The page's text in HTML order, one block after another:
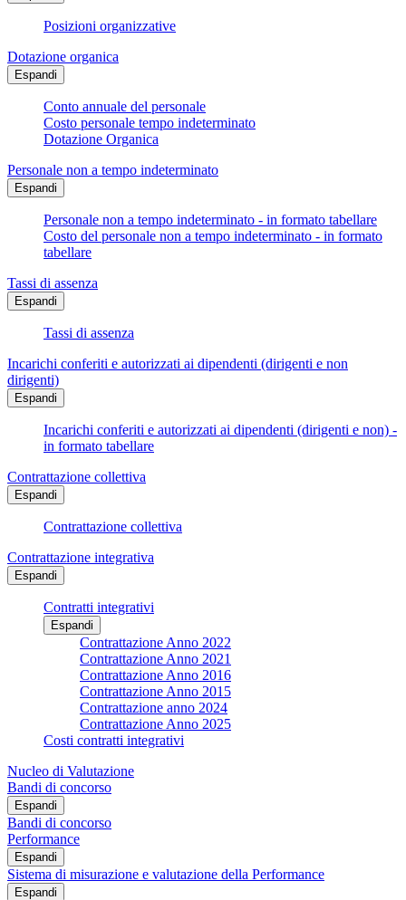
Posizioni organizzative
Dotazione organica
Espandi
Conto annuale del personale
Costo personale tempo indeterminato
Dotazione Organica
Personale non a tempo indeterminato
Espandi
Personale non a tempo indeterminato - in formato tabellare
Costo del personale non a tempo indeterminato - in formato
tabellare
Tassi di assenza
Espandi
Tassi di assenza
Incarichi conferiti e autorizzati ai dipendenti (dirigenti e non
dirigenti)
Espandi
Incarichi conferiti e autorizzati ai dipendenti (dirigenti e non) -
in formato tabellare
Contrattazione collettiva
Espandi
Contrattazione collettiva
Contrattazione integrativa
Espandi
Contratti integrativi
Espandi
Contrattazione Anno 2022
Contrattazione Anno 2021
Contrattazione Anno 2016
Contrattazione Anno 2015
Contrattazione anno 2024
Contrattazione Anno 2025
Costi contratti integrativi
Nucleo di Valutazione
Bandi di concorso
Espandi
Bandi di concorso
Performance
Espandi
Sistema di misurazione e valutazione della Performance
Espandi